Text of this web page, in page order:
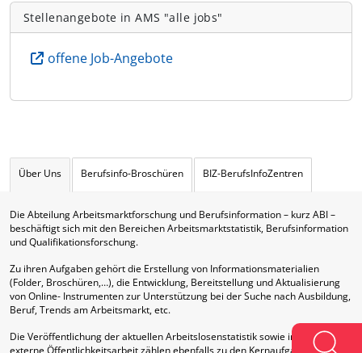
Stellenangebote in AMS "alle jobs"
offene Job-Angebote
Über Uns Berufsinfo-Broschüren BIZ-BerufsInfoZentren
Die Abteilung Arbeitsmarktforschung und Berufsinformation – kurz ABI –
beschäftigt sich mit den Bereichen Arbeitsmarktstatistik, Berufsinformation
und Qualifikationsforschung.
Zu ihren Aufgaben gehört die Erstellung von Informationsmaterialien
(Folder, Broschüren,…), die Entwicklung, Bereitstellung und Aktualisierung
von Online- Instrumenten zur Unterstützung bei der Suche nach Ausbildung,
Beruf, Trends am Arbeitsmarkt, etc.
Die Veröffentlichung der aktuellen Arbeitslosenstatistik sowie interne und
externe Öffentlichkeitsarbeit zählen ebenfalls zu den Kernaufgaben dieser